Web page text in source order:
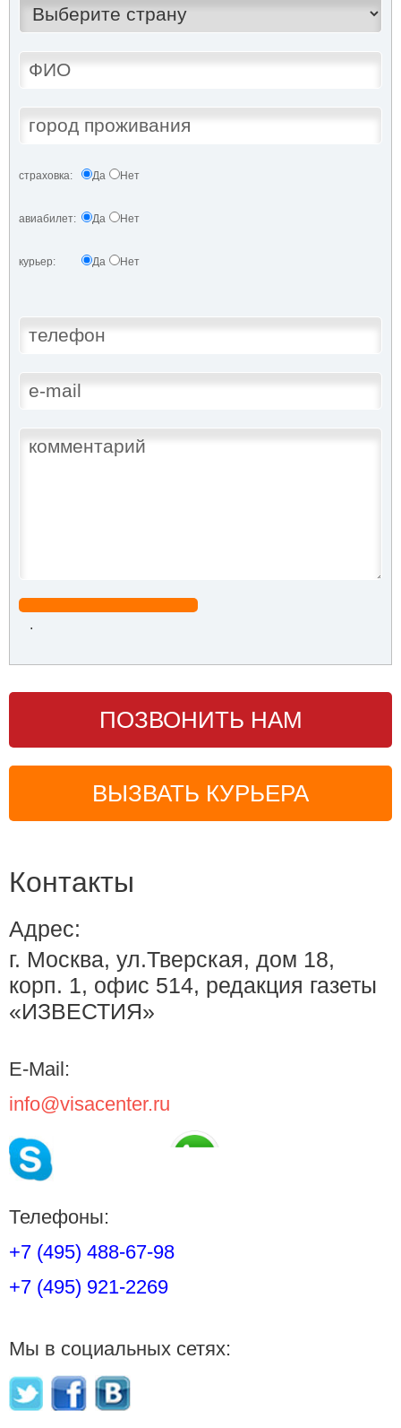
страховка: Да Нет
авиабилет: Да Нет
курьер: Да Нет
.
ПОЗВОНИТЬ НАМ
ВЫЗВАТЬ КУРЬЕРА
Контакты
Адрес:
г. Москва, ул.Тверская, дом 18,
корп. 1, офис 514, редакция газеты
«ИЗВЕСТИЯ»
E-Mail:
info@visacenter.ru
Телефоны:
+7 (495) 488-67-98
+7 (495) 921-2269
Мы в социальных сетях: